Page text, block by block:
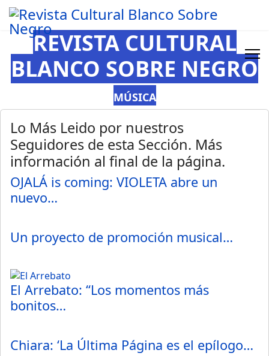
REVISTA CULTURAL
BLANCO SOBRE NEGRO
MÚSICA
Lo Más Leido por nuestros
Seguidores de esta Sección. Más
información al final de la página.
OJALÁ is coming: VIOLETA abre un
nuevo…
Un proyecto de promoción musical…
El Arrebato: “Los momentos más
bonitos…
Chiara: ‘La Última Página es el epílogo…